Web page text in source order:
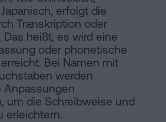
erfolgt die
Transkription oder
Das heißt, es wird eine
oder phonetische
Bei Namen mit
werden
Anpassungen
um die Schreibweise und
erleichtern.